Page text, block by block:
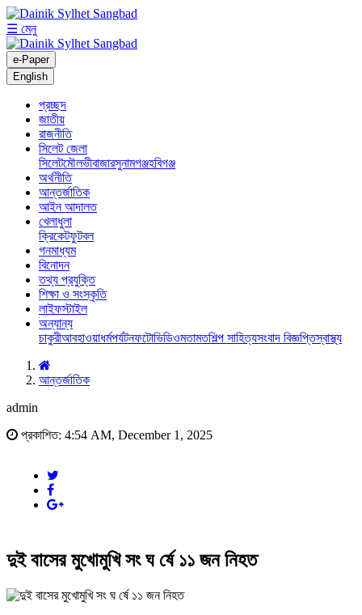
☰ মেনু
e-Paper
English
প্রচ্ছদ
জাতীয়
রাজনীতি
সিলেট জেলা
সিলেটমৌলভীবাজারসুনামগঞ্জহবিগঞ্জ
অর্থনীতি
আন্তর্জাতিক
আইন আদালত
খেলাধুলা
ক্রিকেটফুটবল
গনমাধ্যম
বিনোদন
তথ্য প্রযুক্তি
শিক্ষা ও সংস্কৃতি
লাইফস্টাইল
অন্যান্য
চাকুরীআবহাওয়াধর্মপর্যটনফটোভিডিওমতামতশিল্প সাহিত্যসংবাদ বিজ্ঞপ্তিস্বাস্থ্য
আন্তর্জাতিক
admin
প্রকাশিত: 4:54 AM, December 1, 2025
দুই বাসের মুখোমুখি সং ঘ র্ষে ১১ জন নিহত